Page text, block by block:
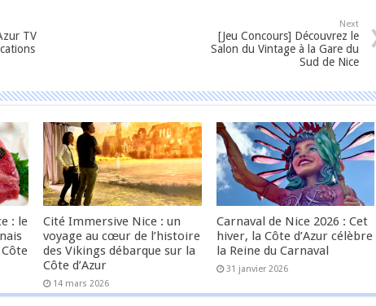
TV
Next
[Jeu Concours] Découvrez le
Salon du Vintage à la Gare du
Sud de Nice
: le
Cité Immersive Nice : un
voyage au cœur de l’histoire
des Vikings débarque sur la
Côte d’Azur
14 mars 2026
Carnaval de Nice 2026 : Cet
hiver, la Côte d’Azur célèbre
la Reine du Carnaval
31 janvier 2026